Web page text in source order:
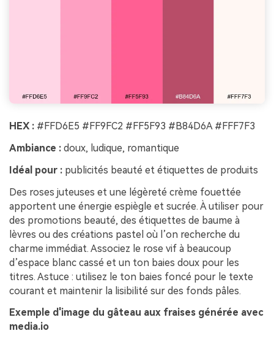
HEX : #FFD6E5 #FF9FC2 #FF5F93 #B84D6A #FFF7F3
Ambiance : doux, ludique, romantique
Idéal pour : publicités beauté et étiquettes de produits
Des roses juteuses et une légèreté crème fouettée
apportent une énergie espiègle et sucrée. À utiliser pour
des promotions beauté, des étiquettes de baume à
lèvres ou des créations pastel où l’on recherche du
charme immédiat. Associez le rose vif à beaucoup
d’espace blanc cassé et un ton baies doux pour les
titres. Astuce : utilisez le ton baies foncé pour le texte
courant et maintenir la lisibilité sur des fonds pâles.
Exemple d'image du gâteau aux fraises générée avec
media.io